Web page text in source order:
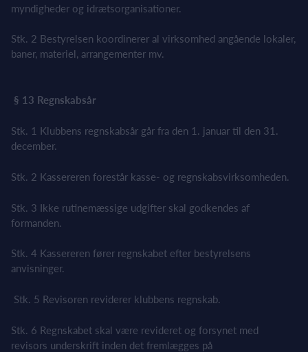
myndigheder og idrætsorganisationer.
Stk. 2 Bestyrelsen koordinerer al virksomhed angående lokaler,
baner, materiel, arrangementer mv.
§ 13 Regnskabsår
Stk. 1 Klubbens regnskabsår går fra den 1. januar til den 31.
december.
Stk. 2 Kassereren forestår kasse- og regnskabsvirksomheden.
Stk. 3 Ikke rutinemæssige udgifter skal godkendes af
formanden.
Stk. 4 Kassereren fører regnskabet efter bestyrelsens
anvisninger.
Stk. 5 Revisoren reviderer klubbens regnskab.
Stk. 6 Regnskabet skal være revideret og forsynet med
revisors underskrift inden det fremlægges på